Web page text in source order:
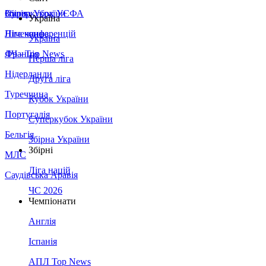
Збірна України
Італія
Німеччина
Франція
Нідерланди
Туреччина
Португалія
Бельгія
МЛС
Саудівська Аравія
Суперкубок УЄФА
Ліга конференцій
ЛЧ - Top News
Україна
Україна
Перша ліга
Друга ліга
Кубок України
Суперкубок України
Збірна України
Збірні
Ліга націй
ЧС 2026
Чемпіонати
Англія
Іспанія
АПЛ Top News